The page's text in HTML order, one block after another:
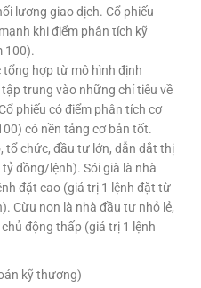
lương giao dịch. Cổ phiếu
khi điểm phân tích kỹ
100).
hợp từ mô hình định
trung vào những chỉ tiêu về
phiếu có điểm phân tích cơ
có nền tảng cơ bản tốt.
tổ chức, đầu tư lớn, dẫn dắt thị
đồng/lệnh). Sói già là nhà
đặt cao (giá trị 1 lệnh đặt từ
Cừu non là nhà đầu tư nhỏ lẻ,
động thấp (giá trị 1 lệnh
kỹ thương)